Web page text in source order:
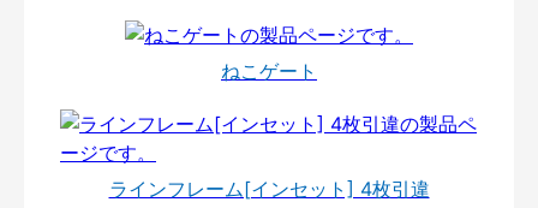
ねこゲート
ラインフレーム[インセット] 4枚引違